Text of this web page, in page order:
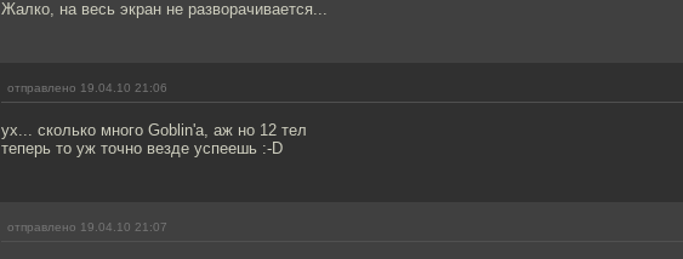
Жалко, на весь экран не разворачивается...
отправлено 19.04.10 21:06
ух... сколько много Goblin'а, аж но 12 тел
теперь то уж точно везде успеешь :-D
отправлено 19.04.10 21:07